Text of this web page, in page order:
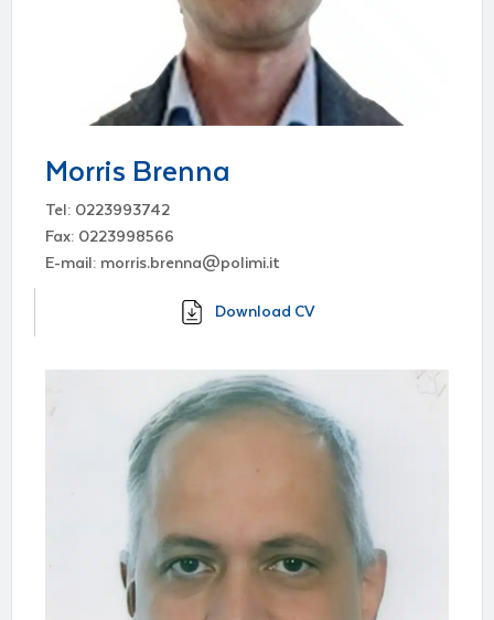
Morris Brenna
Tel: 0223993742
Fax: 0223998566
E-mail: morris.brenna@polimi.it
Download CV